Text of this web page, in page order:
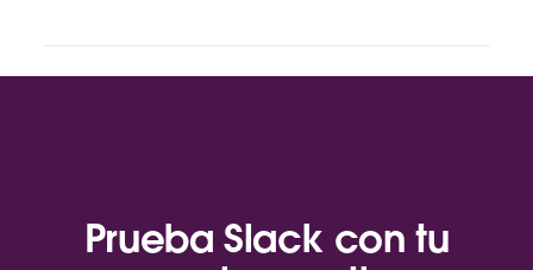
Prueba Slack con tu